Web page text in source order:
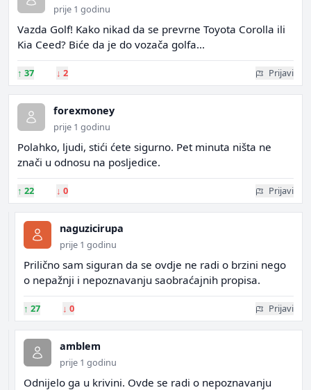
prije 1 godinu
Vazda Golf! Kako nikad da se prevrne Toyota Corolla ili
Kia Ceed? Biće da je do vozača golfa...
↑ 37 ↓ 2 Prijavi
forexmoney
prije 1 godinu
Polahko, ljudi, stići ćete sigurno. Pet minuta ništa ne
znači u odnosu na posljedice.
↑ 22 ↓ 0 Prijavi
naguzicirupa
prije 1 godinu
Prilično sam siguran da se ovdje ne radi o brzini nego
o nepažnji i nepoznavanju saobraćajnih propisa.
↑ 27 ↓ 0 Prijavi
amblem
prije 1 godinu
Odnijelo ga u krivini. Ovde se radi o nepoznavanju